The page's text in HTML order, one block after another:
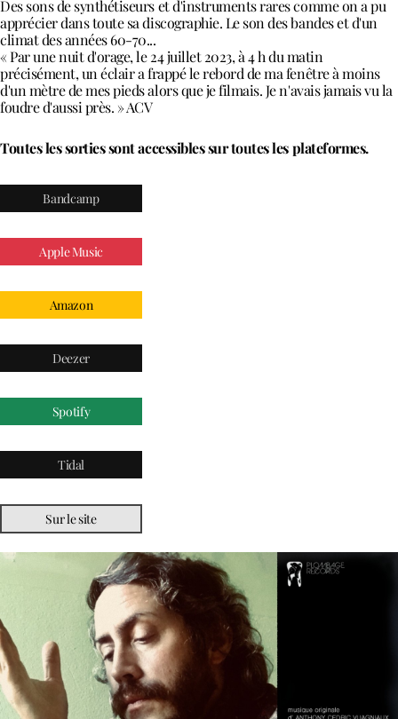
Des sons de synthétiseurs et d'instruments rares comme on a pu
apprécier dans toute sa discographie. Le son des bandes et d'un
climat des années 60-70...
« Par une nuit d'orage, le 24 juillet 2023, à 4 h du matin
précisément, un éclair a frappé le rebord de ma fenêtre à moins
d'un mètre de mes pieds alors que je filmais. Je n'avais jamais vu la
foudre d'aussi près. » ACV
Toutes les sorties sont accessibles sur toutes les plateformes.
Bandcamp
Apple Music
Amazon
Deezer
Spotify
Tidal
Sur le site